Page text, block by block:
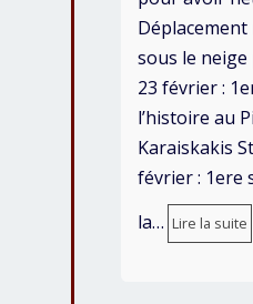
sous le
23 février :
l’histoire au
Karaiskakis
février : 1ere
la… Lire la suite